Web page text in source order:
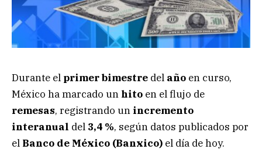
Durante el primer bimestre del año en curso,
México ha marcado un hito en el flujo de
remesas, registrando un incremento
interanual del 3,4 %, según datos publicados por
el Banco de México (Banxico) el día de hoy.